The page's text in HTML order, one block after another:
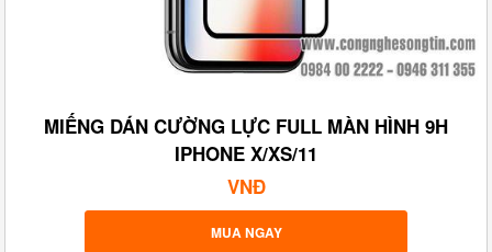
MIẾNG DÁN CƯỜNG LỰC FULL MÀN HÌNH 9H
IPHONE X/XS/11
VNĐ
MUA NGAY